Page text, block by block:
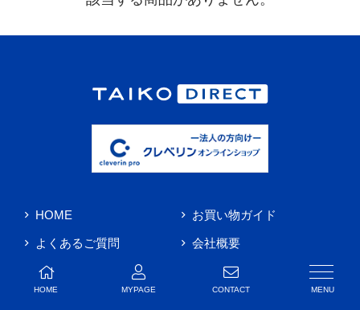
HOME お買い物ガイド
よくあるご質問 会社概要
お問い合わせ
HOME MYPAGE CONTACT